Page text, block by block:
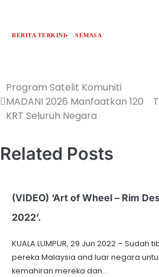
BERITA TERKINI SEMASA
Program Satelit Komuniti
MADANI 2026 Manfaatkan 120
KRT Seluruh Negara
Related Posts
(VIDEO) ‘Art of Wheel – Rim
2022’.
KUALA LUMPUR, 29 Jun 2022 – Sudah
pereka Malaysia and luar negara
kemahiran mereka dan…